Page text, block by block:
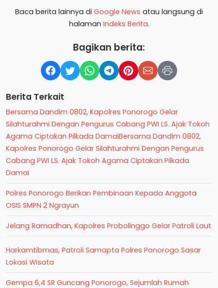
Baca berita lainnya di Google News atau langsung di
halaman Indeks Berita.
Bagikan berita:
Berita Terkait
Bersama Dandim 0802, Kapolres Ponorogo Gelar
Silahturahmi Dengan Pengurus Cabang PWI LS. Ajak Tokoh
Agama Ciptakan Pilkada DamaiBersama Dandim 0802,
Kapolres Ponorogo Gelar Silahturahmi Dengan Pengurus
Cabang PWI LS. Ajak Tokoh Agama Ciptakan Pilkada
Damai
Polres Ponorogo Berikan Pembinaan Kepada Anggota
OSIS SMPN 2 Ngrayun
Jelang Ramadhan, Kapolres Probolinggo Gelar Patroli Laut
Harkamtibmas, Patroli Samapta Polres Ponorogo Sasar
Lokasi Wisata
Gempa 6,4 SR Guncang Ponorogo, Sejumlah Rumah